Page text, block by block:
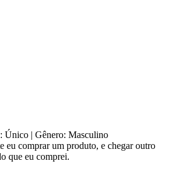
Único | Gênero: Masculino
eu comprar um produto, e chegar outro
que eu comprei.